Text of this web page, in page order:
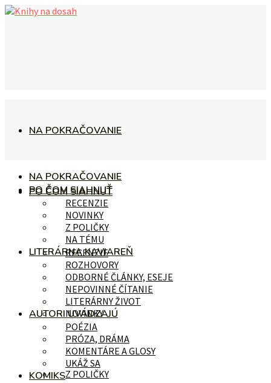
NA POKRAČOVANIE
PO ČOM SIAHNUŤ
RECENZIE
NOVINKY
Z POLIČKY
NA POKRAČOVANIE
PO ČOM SIAHNUŤ
RECENZIE
NOVINKY
Z POLIČKY
NA TÉMU
LITERÁRNA KAVIAREŇ
ROZHOVORY
ODBORNÉ ČLÁNKY, ESEJE
NEPOVINNÉ ČÍTANIE
LITERÁRNY ŽIVOT
AUTORI UVÁDZAJÚ
POÉZIA
PRÓZA, DRÁMA
KOMENTÁRE A GLOSY
UKÁŽ SA
KOMIKS